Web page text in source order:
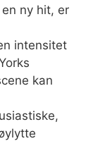
ny hit, er
intensitet
kan